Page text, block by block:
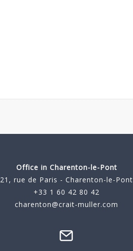
Office in Charenton-le-Pont
21, rue de Paris - Charenton-le-Pont
+33 1 60 42 80 42
charenton@crait-muller.com